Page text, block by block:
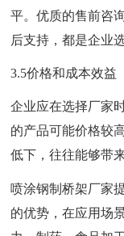
平。优质的售前咨
后支持，都是企业
3.5价格和成本效益
企业应在选择厂家
的产品可能价格较
低下，往往能够带
喷涂钢制桥架厂家
的优势，在应用场